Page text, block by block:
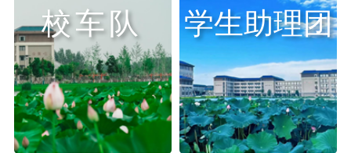
校车队 学生助理团